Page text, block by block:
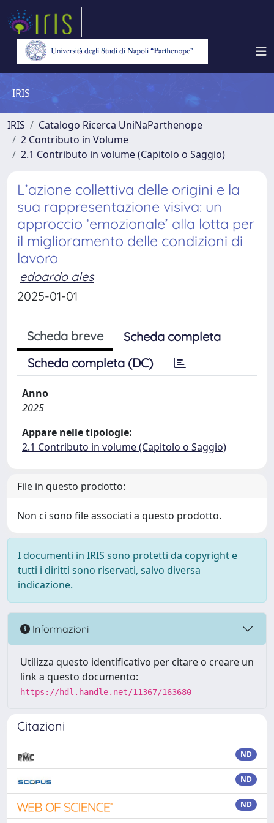
IRIS
IRIS
Catalogo Ricerca UniNaParthenope
2 Contributo in Volume
2.1 Contributo in volume (Capitolo o Saggio)
L’azione collettiva delle origini e la
sua rappresentazione visiva: un
approccio ‘emozionale’ alla lotta per
il miglioramento delle condizioni di
lavoro
edoardo ales
2025-01-01
Scheda breve
Scheda completa
Scheda completa (DC)
Anno
2025
Appare nelle tipologie:
2.1 Contributo in volume (Capitolo o Saggio)
File in questo prodotto:
Non ci sono file associati a questo prodotto.
I documenti in IRIS sono protetti da copyright e
tutti i diritti sono riservati, salvo diversa
indicazione.
Informazioni
Utilizza questo identificativo per citare o creare un
link a questo documento:
https://hdl.handle.net/11367/163680
Citazioni
ND
ND
ND